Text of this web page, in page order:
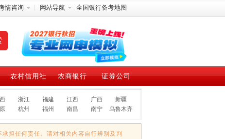
情咨询 网站导航 全国银行备考地图
农村信用社 农商银行 证券公司
浙江 福建 江西 广西
新疆
杭州 福州 南昌 南宁 乌鲁木齐
担任何责任。请对相关内容自行辨别及判